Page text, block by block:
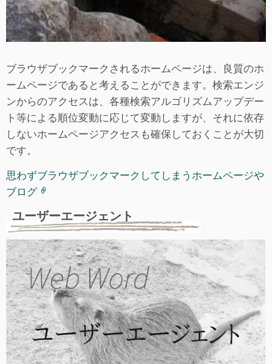
ブラウザブックマークされるホームページは、良質のホ
ームページであると考えることができます。検索エンジ
ンからのアクセスは、各種検索アルゴリズムアップデー
ト等による順位変動に応じて変動しますが、それに依存
しないホームページアクセスも確保しておくことが大切
です。
思わずブラウザブックマークしてしまうホームページや
ブログ
ユーザーエージェント